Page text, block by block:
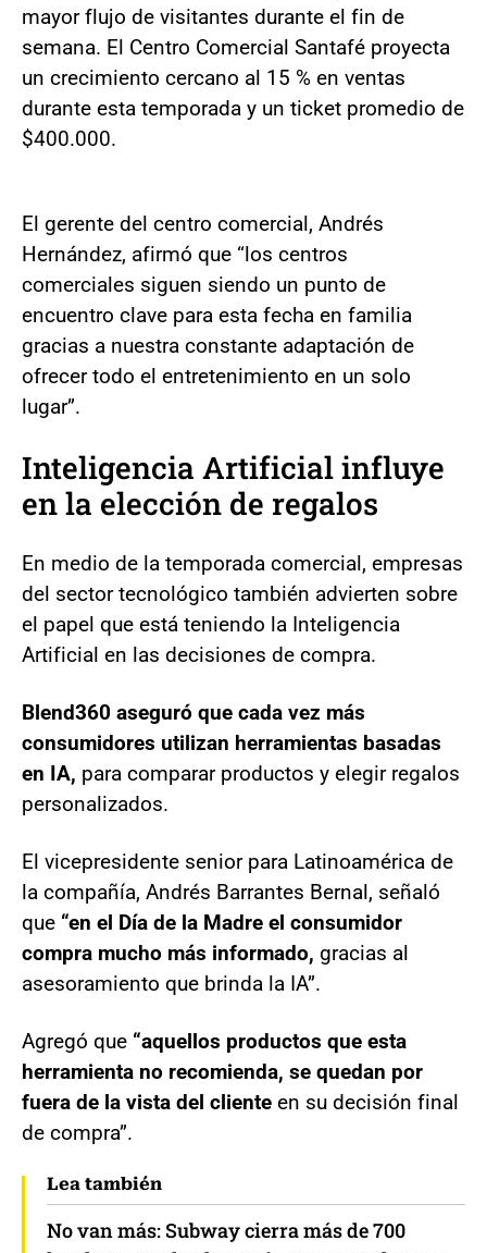
mayor flujo de visitantes durante el fin de
semana. El Centro Comercial Santafé proyecta
un crecimiento cercano al 15 % en ventas
durante esta temporada y un ticket promedio de
$400.000.
El gerente del centro comercial, Andrés
Hernández, afirmó que “los centros
comerciales siguen siendo un punto de
encuentro clave para esta fecha en familia
gracias a nuestra constante adaptación de
ofrecer todo el entretenimiento en un solo
lugar”.
Inteligencia Artificial influye
en la elección de regalos
En medio de la temporada comercial, empresas
del sector tecnológico también advierten sobre
el papel que está teniendo la Inteligencia
Artificial en las decisiones de compra.
Blend360 aseguró que cada vez más
consumidores utilizan herramientas basadas
en IA, para comparar productos y elegir regalos
personalizados.
El vicepresidente senior para Latinoamérica de
la compañía, Andrés Barrantes Bernal, señaló
que “en el Día de la Madre el consumidor
compra mucho más informado, gracias al
asesoramiento que brinda la IA”.
Agregó que “aquellos productos que esta
herramienta no recomienda, se quedan por
fuera de la vista del cliente en su decisión final
de compra”.
Lea también
No van más: Subway cierra más de 700